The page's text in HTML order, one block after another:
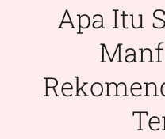
Apa Itu